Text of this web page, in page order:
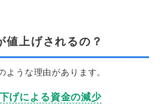
値上げされるの？
ような理由があります。
げによる資金の減少